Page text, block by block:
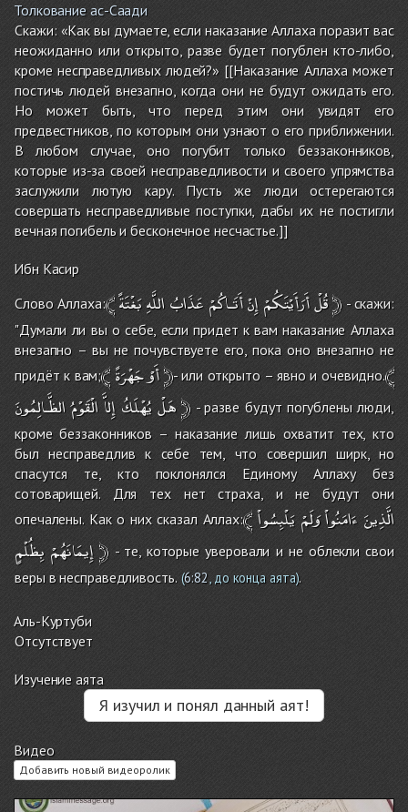
Толкование ас-Саади
Скажи: «Как вы думаете, если наказание Аллаха поразит вас
неожиданно или открыто, разве будет погублен кто-либо,
кроме несправедливых людей?» [[Наказание Аллаха может
постичь людей внезапно, когда они не будут ожидать его.
Но может быть, что перед этим они увидят его
предвестников, по которым они узнают о его приближении.
В любом случае, оно погубит только беззаконников,
которые из-за своей несправедливости и своего упрямства
заслужили лютую кару. Пусть же люди остерегаются
совершать несправедливые поступки, дабы их не постигли
вечная погибель и бесконечное несчастье.]]
Ибн Касир
Слово Аллаха:﴾ قُلْأَرَأَيْتَكُمْإِنْأَتَـاكُمْعَذَابُاللَّهِبَغْتَةً ﴿- скажи:
"Думали ли вы о себе, если придет к вам наказание Аллаха
внезапно – вы не почувствуете его, пока оно внезапно не
придёт к вам;﴾ أَوْجَهْرَةً ﴿- или открыто – явно и очевидно.﴾
هَلْيُهْلَكُإِلاَّالْقَوْمُالظَّـالِمُونَ ﴿- разве будут погублены люди,
кроме беззаконников – наказание лишь охватит тех, кто
был несправедлив к себе тем, что совершил ширк, но
спасутся те, кто поклонялся Единому Аллаху без
сотоварищей. Для тех нет страха, и не будут они
опечалены. Как о них сказал Аллах:﴾ الَّذِينَ ءَامَنُواْوَلَمْيَلْبِسُواْ
إِيمَانَهُمْ بِظُلْمٍ ﴿- те, которые уверовали и не облекли свои
веры в несправедливость.(6:82, до конца аята).
Аль-Куртуби
Отсутствует
Изучение аята
Я изучил и понял данный аят!
Видео
Добавить новый видеоролик